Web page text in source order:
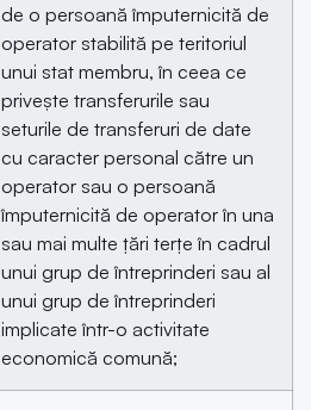
de o persoană împuternicită de
operator stabilită pe teritoriul
unui stat membru, în ceea ce
privește transferurile sau
seturile de transferuri de date
cu caracter personal către un
operator sau o persoană
împuternicită de operator în una
sau mai multe țări terțe în cadrul
unui grup de întreprinderi sau al
unui grup de întreprinderi
implicate într-o activitate
economică comună;